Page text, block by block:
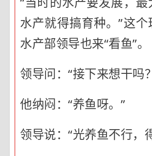
水产就得搞育种。”这
水产部领导也来“看鱼”。
领导问：“接下来想干吗
他纳闷：“养鱼呀。”
领导说：“光养鱼不行，